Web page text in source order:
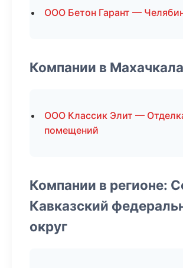
ООО Бетон Гарант —
Компании в Махачкала
ООО Классик Элит —
помещений
Компании в регионе:
Кавказский
округ